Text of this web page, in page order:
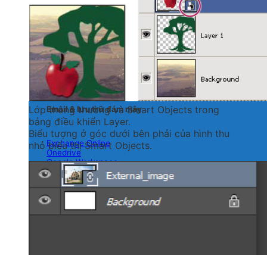
Teams
Google Meet
Chỉnh sửa PDF
Adobe Acrobat
Nitro PDF
PDF Exchange
Foxit
Email & lưu trữ đám mây
Exchange Online
Onedrive
Google Workspace
Dropbox
Windows Server
Lớp thông thường và Smart Objects trong
bảng điều khiển Layer.
Biểu tượng ở góc dưới bên phải của hình thu
nhỏ biểu thị Smart Objects.